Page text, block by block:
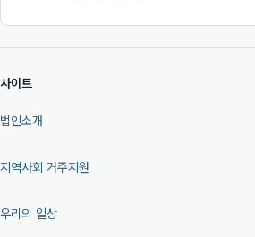
사이트
법인소개
지역사회 거주지원
우리의 일상